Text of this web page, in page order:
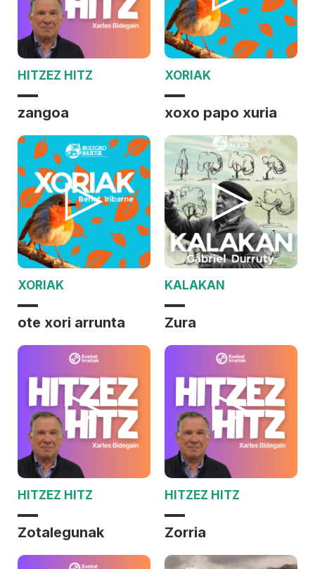
HITZEZ HITZ
zangoa
XORIAK
xoxo papo xuria
XORIAK
ote xori arrunta
KALAKAN
Zura
HITZEZ HITZ
Zotalegunak
HITZEZ HITZ
Zorria